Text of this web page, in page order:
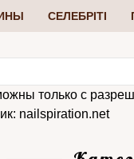
СЕЛЕБРІТІ
только с
nailspiration.net